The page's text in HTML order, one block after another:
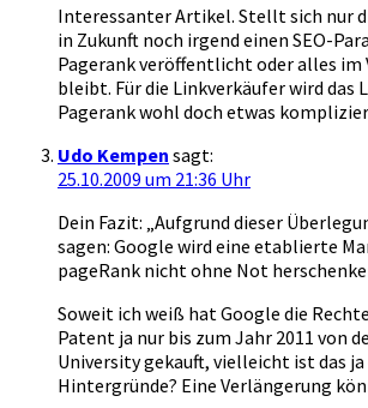
Interessanter Artikel. Stellt sich nur
in Zukunft noch irgend einen SEO-
Pagerank veröffentlicht oder alles im
bleibt. Für die Linkverkäufer wird das
Pagerank wohl doch etwas
Udo Kempen sagt:
25.10.2009 um 21:36 Uhr
Dein Fazit: „Aufgrund dieser
sagen: Google wird eine etablierte
pageRank nicht ohne Not
Soweit ich weiß hat Google die
Patent ja nur bis zum Jahr 2011 von
University gekauft, vielleicht ist das ja
Hintergründe? Eine Verlängerung